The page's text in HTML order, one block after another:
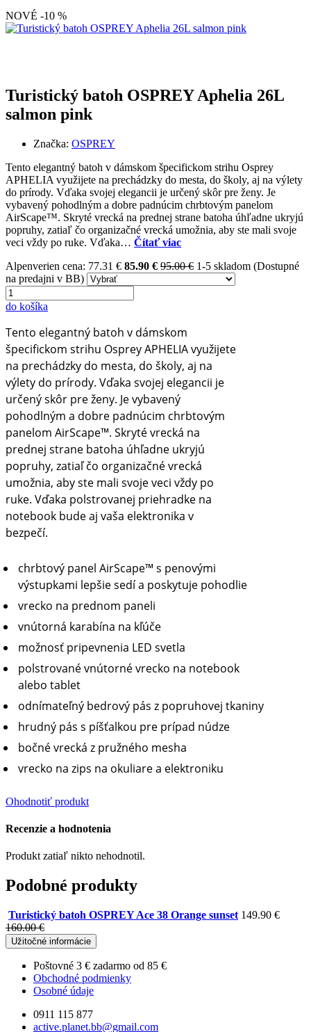
NOVÉ -10 %
Turistický batoh OSPREY Aphelia 26L
salmon pink
Značka: OSPREY
Tento elegantný batoh v dámskom špecifickom strihu Osprey
APHELIA využijete na prechádzky do mesta, do školy, aj na výlety
do prírody. Vďaka svojej elegancii je určený skôr pre ženy. Je
vybavený pohodlným a dobre padnúcim chrbtovým panelom
AirScape™. Skryté vrecká na prednej strane batoha úhľadne ukryjú
popruhy, zatiaľ čo organizačné vrecká umožnia, aby ste mali svoje
veci vždy po ruke. Vďaka… Čítať viac
Alpenverien cena: 77.31 € 85.90 € 95.00 € 1-5 skladom (Dostupné
na predajni v BB)
do košíka
Tento elegantný batoh v dámskom
špecifickom strihu Osprey APHELIA využijete
na prechádzky do mesta, do školy, aj na
výlety do prírody. Vďaka svojej elegancii je
určený skôr pre ženy. Je vybavený
pohodlným a dobre padnúcim chrbtovým
panelom AirScape™. Skryté vrecká na
prednej strane batoha úhľadne ukryjú
popruhy, zatiaľ čo organizačné vrecká
umožnia, aby ste mali svoje veci vždy po
ruke. Vďaka polstrovanej priehradke na
notebook bude aj vaša elektronika v
bezpečí.
chrbtový panel AirScape™ s penovými
výstupkami lepšie sedí a poskytuje pohodlie
vrecko na prednom paneli
vnútorná karabína na kľúče
možnosť pripevnenia LED svetla
polstrované vnútorné vrecko na notebook
alebo tablet
odnímateľný bedrový pás z popruhovej tkaniny
hrudný pás s píšťalkou pre prípad núdze
bočné vrecká z pružného mesha
vrecko na zips na okuliare a elektroniku
Ohodnotiť produkt
Recenzie a hodnotenia
Produkt zatiaľ nikto nehodnotil.
Podobné produkty
Turistický batoh OSPREY Ace 38 Orange sunset 149.90 €
160.00 €
Užitočné informácie
Poštovné 3 € zadarmo od 85 €
Obchodné podmienky
Osobné údaje
0911 115 877
active.planet.bb@gmail.com